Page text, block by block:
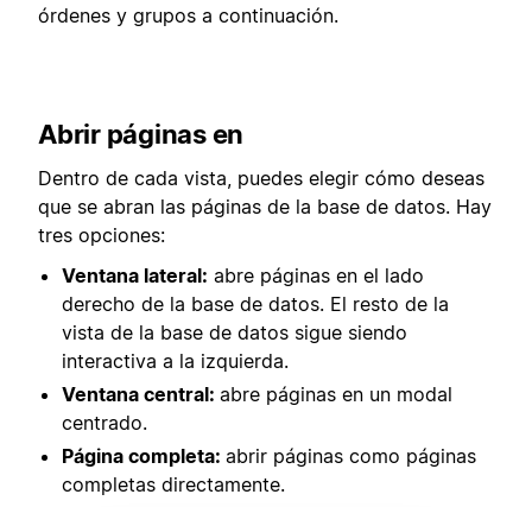
órdenes y grupos a continuación.
Abrir páginas en
Dentro de cada vista, puedes elegir cómo deseas
que se abran las páginas de la base de datos. Hay
tres opciones:
Ventana lateral: abre páginas en el lado
derecho de la base de datos. El resto de la
vista de la base de datos sigue siendo
interactiva a la izquierda.
Ventana central: abre páginas en un modal
centrado.
Página completa: abrir páginas como páginas
completas directamente.